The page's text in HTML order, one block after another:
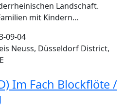
Landschaft.
mit Kindern…
09-04
Neuss, Düsseldorf District,
Im Fach Blockflöte /